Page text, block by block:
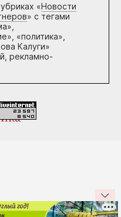
«Новости
» с тегами
«политика»,
Калуги»
рекламно-